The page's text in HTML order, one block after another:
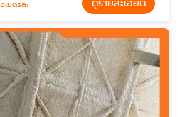
มตรละ ดูรายละเอียด